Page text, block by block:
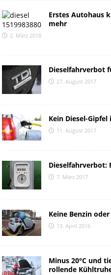
Erstes Autohaus
mehr
2. März 2018
Dieselfahrverbot
27. August 2017
Kein Diesel-
11. August 2017
Dieselfahrverbot:
7. März 2017
Keine Benzin
13. April 2016
Minus 20°C und
rollende